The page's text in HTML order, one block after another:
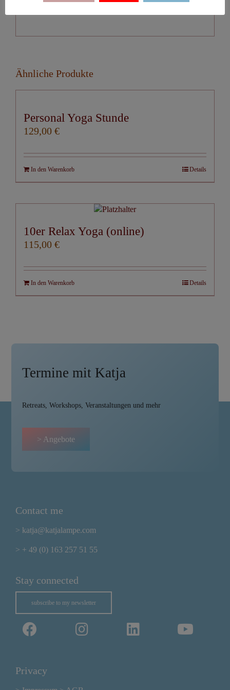
Ähnliche Produkte
Personal Yoga Stunde
129,00 €
In den Warenkorb Details
10er Relax Yoga (online)
115,00 €
In den Warenkorb Details
Termine mit Katja
Retreats, Workshops, Veranstaltungen und mehr
> Angebote
Contact me
> katja@katjalampe.com
> + 49 (0) 163 257 51 55
Stay connected
subscribe to my newsletter
Privacy